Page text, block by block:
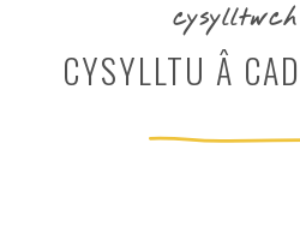
CYSYLLTU Â